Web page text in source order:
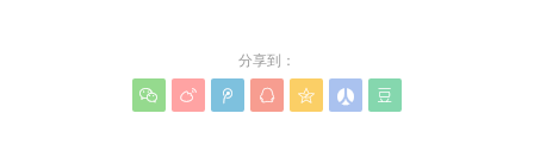
分享到：
      